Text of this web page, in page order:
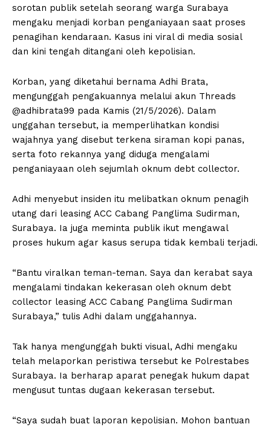
sorotan publik setelah seorang warga Surabaya
mengaku menjadi korban penganiayaan saat proses
penagihan kendaraan. Kasus ini viral di media sosial
dan kini tengah ditangani oleh kepolisian.
Korban, yang diketahui bernama Adhi Brata,
mengunggah pengakuannya melalui akun Threads
@adhibrata99 pada Kamis (21/5/2026). Dalam
unggahan tersebut, ia memperlihatkan kondisi
wajahnya yang disebut terkena siraman kopi panas,
serta foto rekannya yang diduga mengalami
penganiayaan oleh sejumlah oknum debt collector.
Adhi menyebut insiden itu melibatkan oknum penagih
utang dari leasing ACC Cabang Panglima Sudirman,
Surabaya. Ia juga meminta publik ikut mengawal
proses hukum agar kasus serupa tidak kembali terjadi.
“Bantu viralkan teman-teman. Saya dan kerabat saya
mengalami tindakan kekerasan oleh oknum debt
collector leasing ACC Cabang Panglima Sudirman
Surabaya,” tulis Adhi dalam unggahannya.
Tak hanya mengunggah bukti visual, Adhi mengaku
telah melaporkan peristiwa tersebut ke Polrestabes
Surabaya. Ia berharap aparat penegak hukum dapat
mengusut tuntas dugaan kekerasan tersebut.
“Saya sudah buat laporan kepolisian. Mohon bantuan